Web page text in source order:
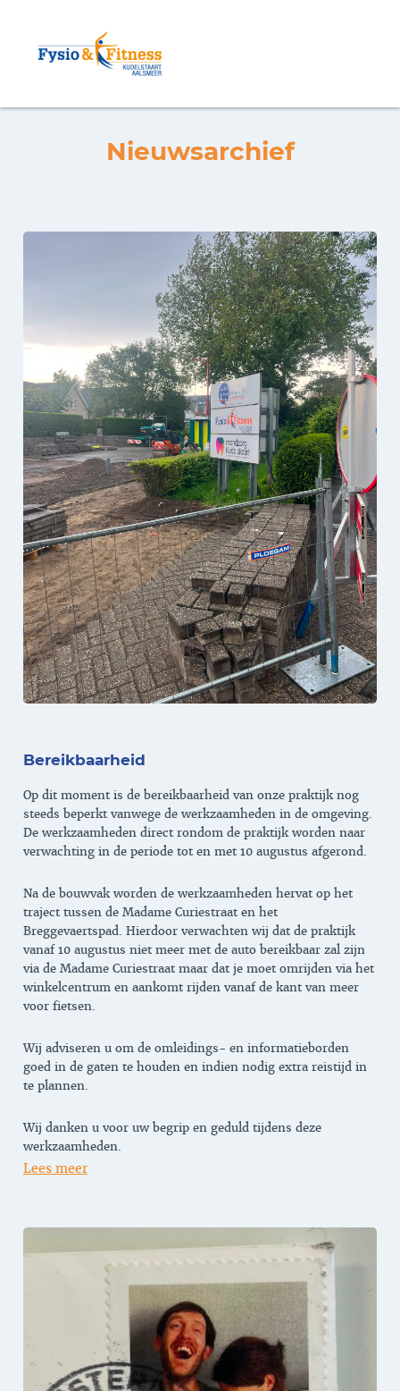
Nieuwsarchief
Bereikbaarheid
Op dit moment is de bereikbaarheid van onze praktijk nog
steeds beperkt vanwege de werkzaamheden in de omgeving.
De werkzaamheden direct rondom de praktijk worden naar
verwachting in de periode tot en met 10 augustus afgerond.
Na de bouwvak worden de werkzaamheden hervat op het
traject tussen de Madame Curiestraat en het
Breggevaertspad. Hierdoor verwachten wij dat de praktijk
vanaf 10 augustus niet meer met de auto bereikbaar zal zijn
via de Madame Curiestraat maar dat je moet omrijden via het
winkelcentrum en aankomt rijden vanaf de kant van meer
voor fietsen.
Wij adviseren u om de omleidings- en informatieborden
goed in de gaten te houden en indien nodig extra reistijd in
te plannen.
Wij danken u voor uw begrip en geduld tijdens deze
werkzaamheden.
Lees meer